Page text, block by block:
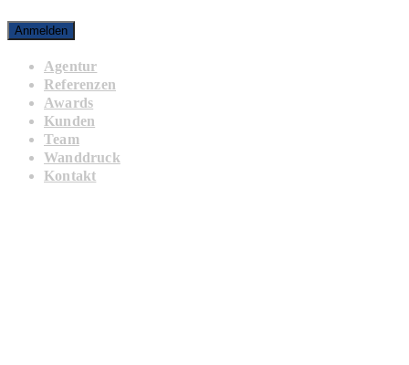
Agentur
Referenzen
Awards
Kunden
Team
Wanddruck
Kontakt